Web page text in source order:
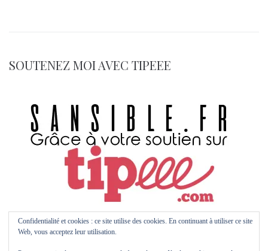
SOUTENEZ MOI AVEC TIPEEE
Confidentialité et cookies : ce site utilise des cookies. En continuant à utiliser ce site
Web, vous acceptez leur utilisation.